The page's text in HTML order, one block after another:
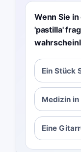
Wenn Sie
'pastilla'
Ein Stück
Medizin
Eine